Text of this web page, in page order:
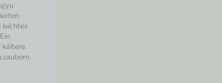
leichtes
kältere
zaubern.